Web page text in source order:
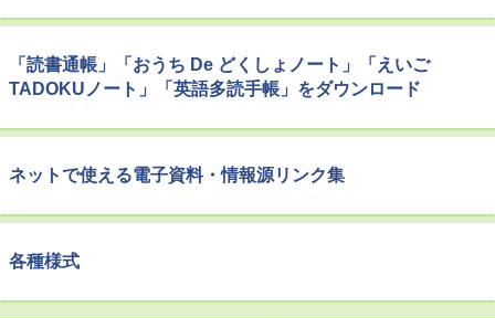
「読書通帳」「おうち De どくしょノート」「えいご
TADOKUノート」「英語多読手帳」をダウンロード
ネットで使える電子資料・情報源リンク集
各種様式